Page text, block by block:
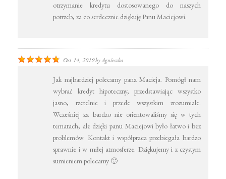
otrzymanie kredytu dostosowanego do naszych
potrzeb, za co serdecznie dziękuję Panu Maciejowi.
Oct 14, 2019byAgnieszka
Jak najbardziej polecamy pana Macieja. Pomógł nam
wybrać kredyt hipoteczny, przedstawiając wszystko
jasno, rzetelnie i przede wszystkim zrozumiale.
Wcześniej za bardzo nie orientowaliśmy się w tych
tematach, ale dzięki panu Maciejowi było łatwo i bez
problemów. Kontakt i współpraca przebiegała bardzo
sprawnie i w miłej atmosferze. Dziękujemy i z czystym
sumieniem polecamy 🙂